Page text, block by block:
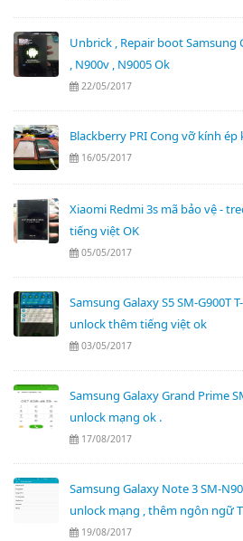
Unbrick , Repair boot Samsung
, N900v , N9005 Ok
22/05/2017
Blackberry PRI Cong vỡ kính ép
16/05/2017
Xiaomi Redmi 3s mã bảo vệ -
tiếng việt OK
05/05/2017
Samsung Galaxy S5 SM-G900T
unlock thêm tiếng việt ok
03/05/2017
Samsung Galaxy Grand Prime
unlock mạng ok .
17/08/2017
Samsung Galaxy Note 3 SM-
unlock mạng , thêm ngôn ngữ
19/08/2017